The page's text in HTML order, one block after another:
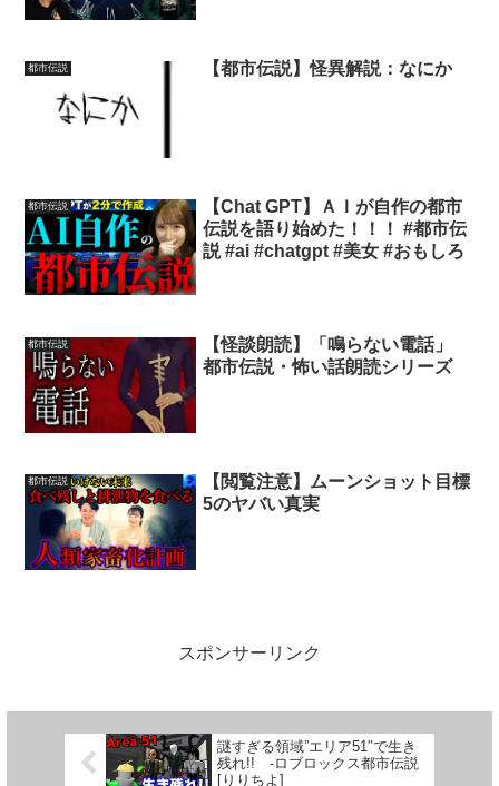
都市伝説 【都市伝説】怪異解説：なにか
都市伝説
【Chat GPT】ＡＩが自作の都市
伝説を語り始めた！！！ #都市伝
説 #ai #chatgpt #美女 #おもしろ
都市伝説
【怪談朗読】「鳴らない電話」
都市伝説・怖い話朗読シリーズ
都市伝説
【閲覧注意】ムーンショット目標
5のヤバい真実
スポンサーリンク
謎すぎる領域”エリア51″で生き
残れ!! -ロブロックス都市伝説
[りりちよ]